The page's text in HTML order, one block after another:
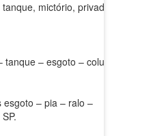
mictório, privada,
– esgoto – coluna
esgoto – pia – ralo –